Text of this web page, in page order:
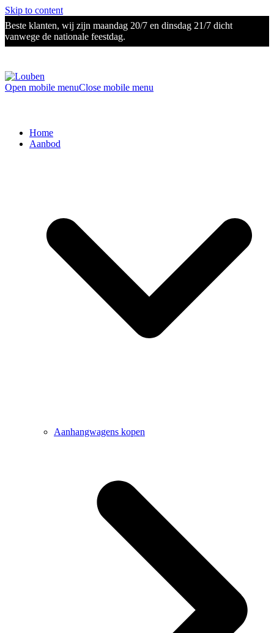
Skip to content
Beste klanten, wij zijn maandag 20/7 en dinsdag 21/7 dicht
vanwege de nationale feestdag.
Open mobile menuClose mobile menu
Home
Aanbod
Aanhangwagens kopen